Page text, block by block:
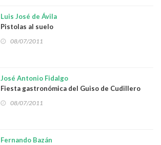
Luis José de Ávila
Pistolas al suelo
08/07/2011
José Antonio Fidalgo
Fiesta gastronómica del Guiso de Cudillero
08/07/2011
Fernando Bazán